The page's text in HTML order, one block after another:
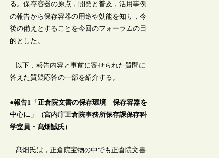
る。保存容器の原点，開発と普及，活用事例
の報告から保存容器の用途や効能を知り，今
後の備えとすることを今回のフォーラムの目
的とした。
以下，報告内容と事前に寄せられた質問に
答えた質疑応答の一部を紹介する。
●報告1「正倉院文書の保存環境―保存容器を
中心に」（宮内庁正倉院事務所保存課保存科
学室員・髙畑誠氏）
髙畑氏は，正倉院宝物の中でも正倉院文書